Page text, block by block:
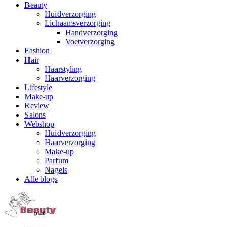
Beauty
Huidverzorging
Lichaamsverzorging
Handverzorging
Voetverzorging
Fashion
Hair
Haarstyling
Haarverzorging
Lifestyle
Make-up
Review
Salons
Webshop
Huidverzorging
Haarverzorging
Make-up
Parfum
Nagels
Alle blogs